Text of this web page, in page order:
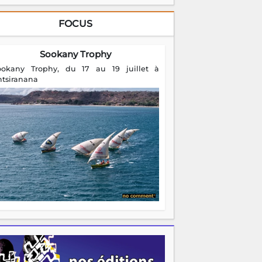
FOCUS
Sookany Trophy
Trophy, du 17 au 19 juillet à